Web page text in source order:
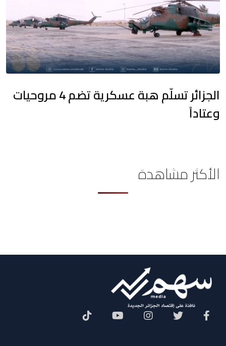
الجزائر تسلّم هبة عسكرية تضم 4 مروحيات
وعتاداً
الأكثر مشاهدة